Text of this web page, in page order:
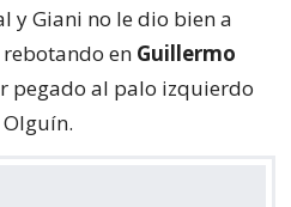
y Giani no le dio bien a
en Guillermo
pegado al palo izquierdo